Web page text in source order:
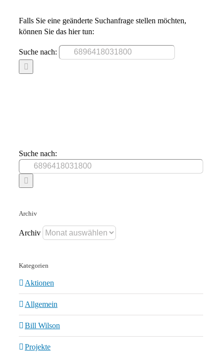
Falls Sie eine geänderte Suchanfrage stellen möchten,
können Sie das hier tun:
Suche nach:
Suche nach:
Archiv
Archiv
Kategorien
Aktionen
Allgemein
Bill Wilson
Projekte